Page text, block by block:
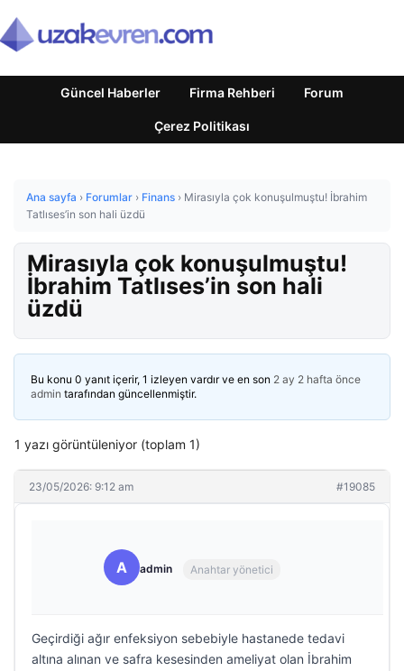
Güncel Haberler Firma Rehberi Forum
Çerez Politikası
Ana sayfa › Forumlar › Finans › Mirasıyla çok konuşulmuştu! İbrahim
Tatlıses’in son hali üzdü
Mirasıyla çok konuşulmuştu!
İbrahim Tatlıses’in son hali
üzdü
Bu konu 0 yanıt içerir, 1 izleyen vardır ve en son 2 ay 2 hafta önce
admin tarafından güncellenmiştir.
1 yazı görüntüleniyor (toplam 1)
23/05/2026: 9:12 am #19085
A admin Anahtar yönetici
Geçirdiği ağır enfeksiyon sebebiyle hastanede tedavi
altına alınan ve safra kesesinden ameliyat olan İbrahim